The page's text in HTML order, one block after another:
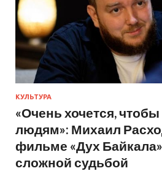
КУЛЬТУРА
«Очень хочется,
людям»: Михаил
фильме «Дух Байкала»
сложной судьбой